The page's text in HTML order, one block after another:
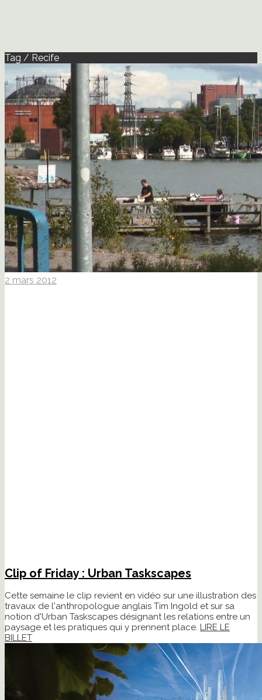
Tag / Recife
2 mars 2012
Clip of Friday : Urban Taskscapes
Cette semaine le clip revient en vidéo sur une illustration des
travaux de l'anthropologue anglais Tim Ingold et sur sa
notion d'Urban Taskscapes désignant les relations entre un
paysage et les pratiques qui y prennent place. LIRE LE
BILLET